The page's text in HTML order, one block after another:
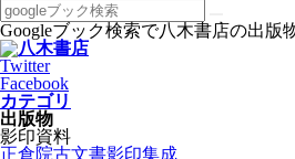
Googleブック検索で八木書店の出版
Twitter
Facebook
カテゴリ
出版物
影印資料
正倉院古文書影印集成